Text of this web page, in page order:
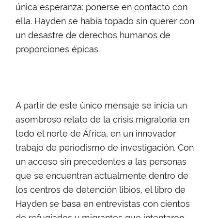
única esperanza: ponerse en contacto con
ella. Hayden se había topado sin querer con
un desastre de derechos humanos de
proporciones épicas.
A partir de este único mensaje se inicia un
asombroso relato de la crisis migratoria en
todo el norte de África, en un innovador
trabajo de periodismo de investigación. Con
un acceso sin precedentes a las personas
que se encuentran actualmente dentro de
los centros de detención libios, el libro de
Hayden se basa en entrevistas con cientos